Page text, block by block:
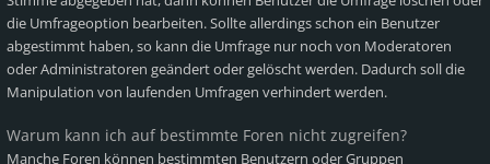
die Umfrageoption bearbeiten. Sollte allerdings schon ein Benutzer
abgestimmt haben, so kann die Umfrage nur noch von Moderatoren
oder Administratoren geändert oder gelöscht werden. Dadurch soll die
Manipulation von laufenden Umfragen verhindert werden.
Warum kann ich auf bestimmte Foren nicht zugreifen?
Manche Foren können bestimmten Benutzern oder Gruppen